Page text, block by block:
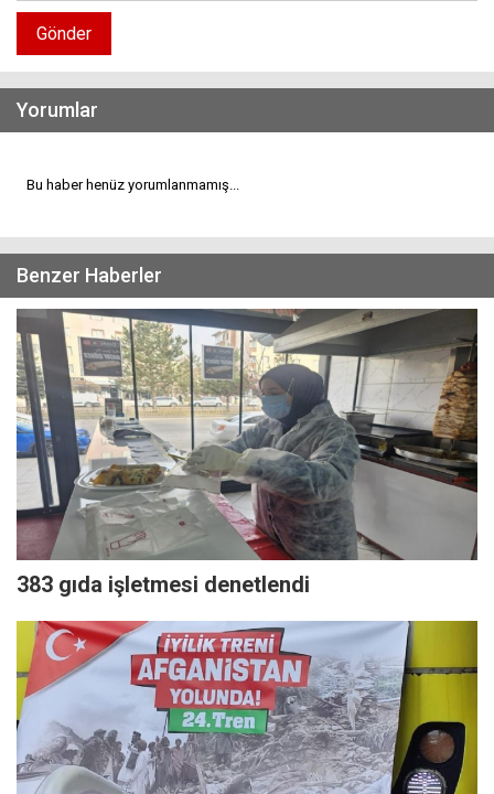
Gönder
Yorumlar
Bu haber henüz yorumlanmamış...
Benzer Haberler
383 gıda işletmesi denetlendi